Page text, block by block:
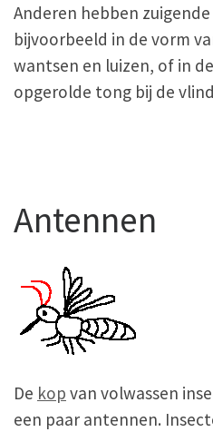
Anderen hebben
bijvoorbeeld in de vorm
wantsen en luizen, of in
opgerolde tong bij de
Antennen
De kop van volwassen
een paar antennen.